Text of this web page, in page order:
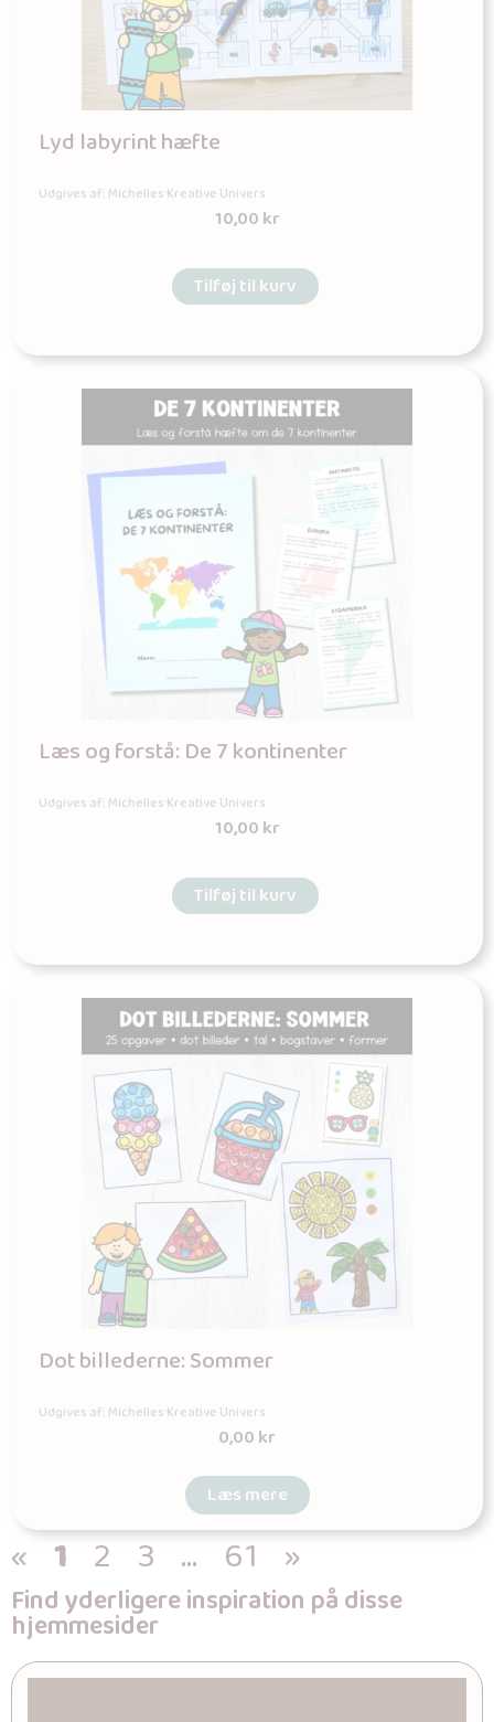
Lyd labyrint hæfte
Udgives af: Michelles Kreative Univers
10,00kr
Tilføj til kurv
Læs og forstå: De 7 kontinenter
Udgives af: Michelles Kreative Univers
10,00kr
Tilføj til kurv
Dot billederne: Sommer
Udgives af: Michelles Kreative Univers
0,00kr
Læs mere
« 1 2 3 … 61 »
Find yderligere inspiration på disse
hjemmesider